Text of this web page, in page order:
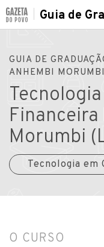
Guia de
GUIA DE
ANHEMBI
Financeira
Morumbi
Tecnologia em
O CURSO